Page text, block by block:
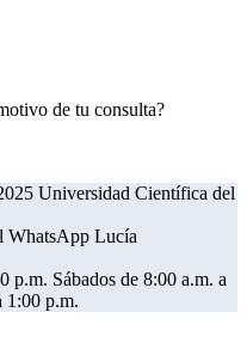
de tu consulta?
Universidad Científica del
WhatsApp Lucía
p.m. Sábados de 8:00 a.m. a
1:00 p.m.